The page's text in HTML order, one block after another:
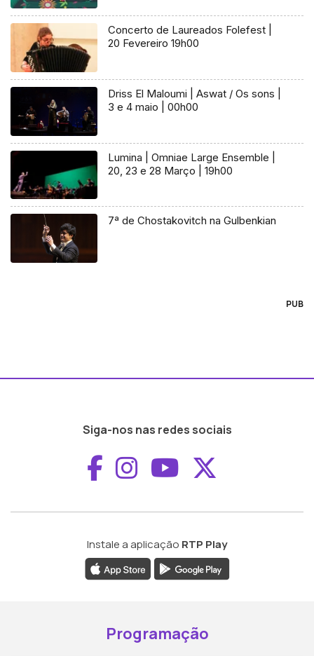
Concerto de Laureados Folefest |
20 Fevereiro 19h00
Driss El Maloumi | Aswat / Os sons |
3 e 4 maio | 00h00
Lumina | Omniae Large Ensemble |
20, 23 e 28 Março | 19h00
7ª de Chostakovitch na Gulbenkian
PUB
Siga-nos nas redes sociais
Aceder ao
Aceder ao
Aceder ao
Instale a aplicação RTP Play
Programação